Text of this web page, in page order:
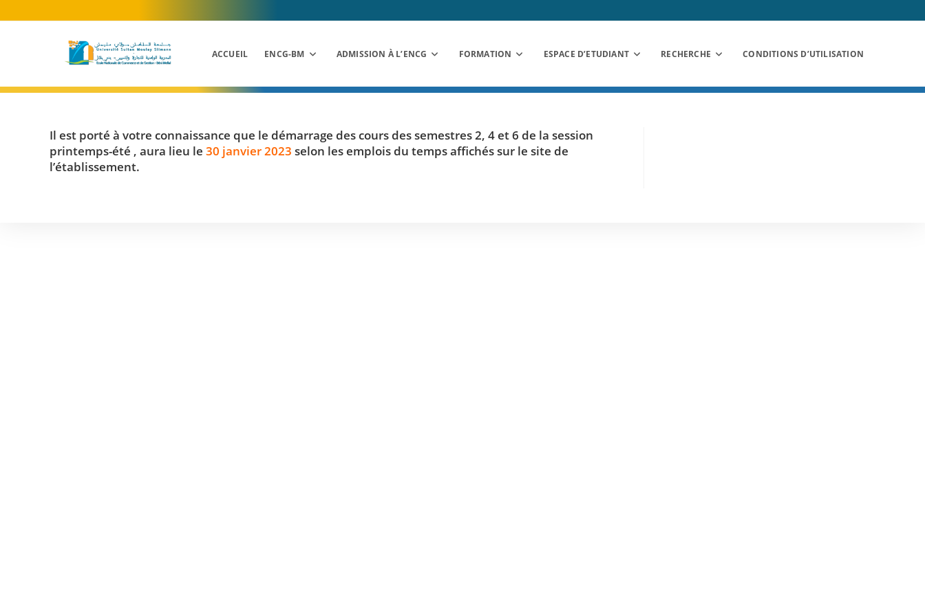
to
ACCUEIL ENCG-BM ADMISSION À L’ENCG FORMATION ESPACE D’ETUDIANT RECHERCHE CONDITIONS D’UTILISATION
Il est porté à votre connaissance que le démarrage des cours des semestres 2, 4 et 6 de la session
printemps-été , aura lieu le 30 janvier 2023 selon les emplois du temps affichés sur le site de
l’établissement.